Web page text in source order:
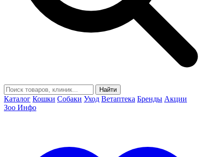
Найти
Каталог Кошки Собаки Уход Ветаптека Бренды Акции
Зоо Инфо